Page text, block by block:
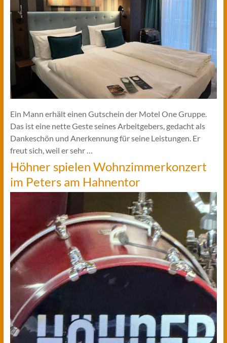
Ein Mann erhält einen Gutschein der Motel One Gruppe.
Das ist eine nette Geste seines Arbeitgebers, gedacht als
Dankeschön und Anerkennung für seine Leistungen. Er
freut sich, weil er sehr …
Höhner spielen Wohnzimmerkonzert
im Peters am Hahnentor